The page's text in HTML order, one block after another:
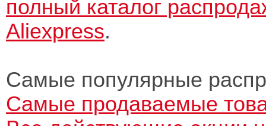
полный каталог
Aliexpress.
Самые популярные
Самые продаваемые